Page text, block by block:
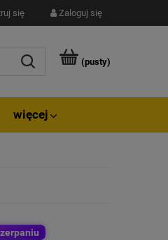
się Zaloguj się
(pusty)
więcej